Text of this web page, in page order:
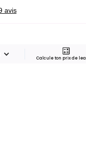
Calcule ton prix de